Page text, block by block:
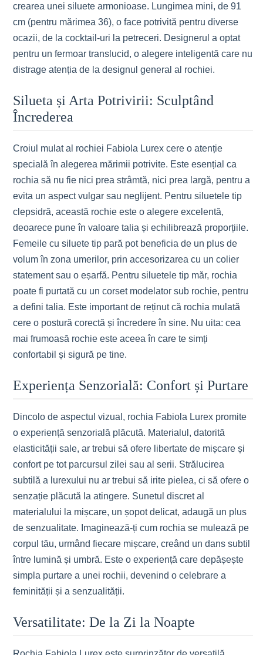
crearea unei siluete armonioase. Lungimea mini, de 91
cm (pentru mărimea 36), o face potrivită pentru diverse
ocazii, de la cocktail-uri la petreceri. Designerul a optat
pentru un fermoar translucid, o alegere inteligentă care nu
distrage atenția de la designul general al rochiei.
Silueta și Arta Potrivirii: Sculptând
Încrederea
Croiul mulat al rochiei Fabiola Lurex cere o atenție
specială în alegerea mărimii potrivite. Este esențial ca
rochia să nu fie nici prea strâmtă, nici prea largă, pentru a
evita un aspect vulgar sau neglijent. Pentru siluetele tip
clepsidră, această rochie este o alegere excelentă,
deoarece pune în valoare talia și echilibrează proporțiile.
Femeile cu siluete tip pară pot beneficia de un plus de
volum în zona umerilor, prin accesorizarea cu un colier
statement sau o eșarfă. Pentru siluetele tip măr, rochia
poate fi purtată cu un corset modelator sub rochie, pentru
a defini talia. Este important de reținut că rochia mulată
cere o postură corectă și încredere în sine. Nu uita: cea
mai frumoasă rochie este aceea în care te simți
confortabil și sigură pe tine.
Experiența Senzorială: Confort și Purtare
Dincolo de aspectul vizual, rochia Fabiola Lurex promite
o experiență senzorială plăcută. Materialul, datorită
elasticității sale, ar trebui să ofere libertate de mișcare și
confort pe tot parcursul zilei sau al serii. Strălucirea
subtilă a lurexului nu ar trebui să irite pielea, ci să ofere o
senzație plăcută la atingere. Sunetul discret al
materialului la mișcare, un șopot delicat, adaugă un plus
de senzualitate. Imaginează-ți cum rochia se mulează pe
corpul tău, urmând fiecare mișcare, creând un dans subtil
între lumină și umbră. Este o experiență care depășește
simpla purtare a unei rochii, devenind o celebrare a
feminității și a senzualității.
Versatilitate: De la Zi la Noapte